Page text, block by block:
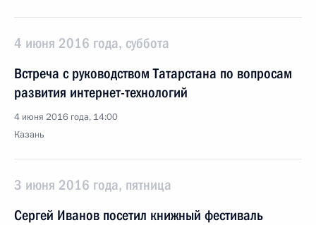
4 июня 2016 года, суббота
Встреча с руководством Татарстана по вопросам
развития интернет-технологий
4 июня 2016 года, 14:00
Казань
3 июня 2016 года, пятница
Сергей Иванов посетил книжный фестиваль